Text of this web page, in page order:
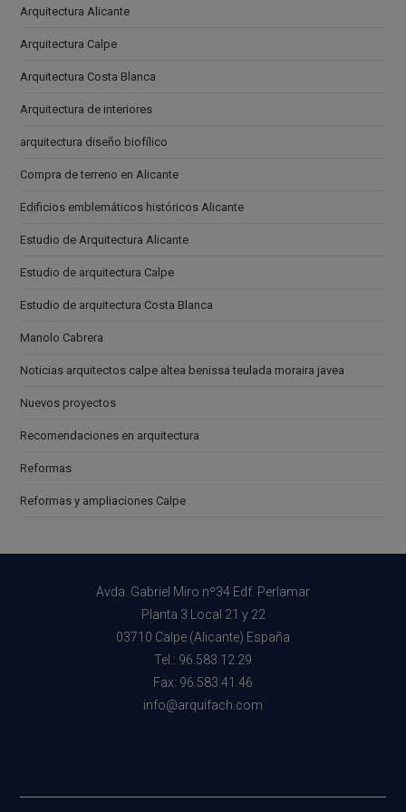
Arquitectura Alicante
Arquitectura Calpe
Arquitectura Costa Blanca
Arquitectura de interiores
arquitectura diseño biofílico
Compra de terreno en Alicante
Edificios emblemáticos históricos Alicante
Estudio de Arquitectura Alicante
Estudio de arquitectura Calpe
Estudio de arquitectura Costa Blanca
Manolo Cabrera
Noticias arquitectos calpe altea benissa teulada moraira javea
Nuevos proyectos
Recomendaciones en arquitectura
Reformas
Reformas y ampliaciones Calpe
Avda. Gabriel Miro nº34 Edf. Perlamar
Planta 3 Local 21 y 22
03710 Calpe (Alicante) España
Tel.: 96.583.12.29
Fax: 96.583.41.46
info@arquifach.com